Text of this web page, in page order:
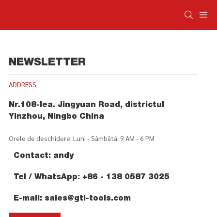
NEWSLETTER
ADDRESS
Nr.108-lea. Jingyuan Road, districtul
Yinzhou, Ningbo China
Orele de deschidere: Luni - Sâmbătă: 9 AM - 6 PM
Contact: andy
Tel / WhatsApp: +86 - 138 0587 3025
E-mail: sales@gtl-tools.com